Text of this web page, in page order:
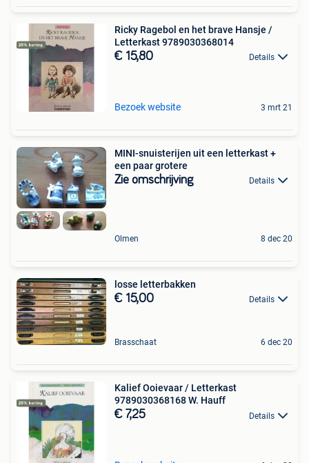
Ricky Ragebol en het brave Hansje /
Letterkast 9789030368014
€ 15,80 Details
Bezoek website 3 mrt 21
MINI-snuisterijen uit een letterkast +
een paar grotere
Zie omschrijving Details
Olmen 8 dec 20
losse letterbakken
€ 15,00 Details
Brasschaat 6 dec 20
Kalief Ooievaar / Letterkast
9789030368168 W. Hauff
€ 7,25 Details